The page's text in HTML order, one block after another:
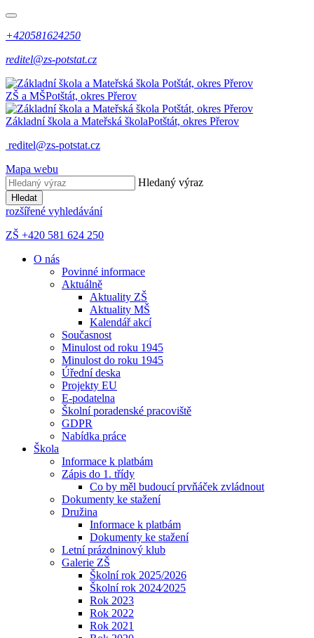
+420581624250
reditel@zs-potstat.cz
ZŠ a MŠPotštát, okres Přerov
Základní škola a Mateřská školaPotštát, okres Přerov
reditel@zs-potstat.cz
Mapa webu
Hledaný výraz
Hledat
rozšířené vyhledávání
ZŠ +420 581 624 250
O nás
Povinné informace
Aktuálně
Aktuality ZŠ
Aktuality MŠ
Kalendář akcí
Současnost
Minulost od roku 1945
Minulost do roku 1945
Úřední deska
Projekty EU
E-podatelna
Školní poradenské pracoviště
GDPR
Nabídka práce
Škola
Informace k platbám
Zápis do 1. třídy
Co by měl budoucí prvňáček zvládnout
Dokumenty ke stažení
Družina
Informace k platbám
Dokumenty ke stažení
Letní prázdninový klub
Galerie ZŠ
Školní rok 2025/2026
Školní rok 2024⁄2025
Rok 2023
Rok 2022
Rok 2021